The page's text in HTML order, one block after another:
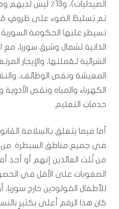
الصيدليات)، و١٣٪
تم تسليطُ الضوء على ظروفٍ
تسيطر عليها الحكومة السورية
الذاتية لشمال وشرق سوريا،
الشرائية لـعُملتها، والإيجار
المعيشة ونقص الوظائف،
الكهرباء والمياه ونقص
خدمات التعليم.
أما فيما يتعلق بـالسلامة
في جميع مناطق السيطرة. من
من ثُلث العائدين إنهم أو أحد
الصعوبات على الأقل في
للأطفال المَولودين خارج سوريا،
كان هذا الرقم أعلى بكثيرٍ